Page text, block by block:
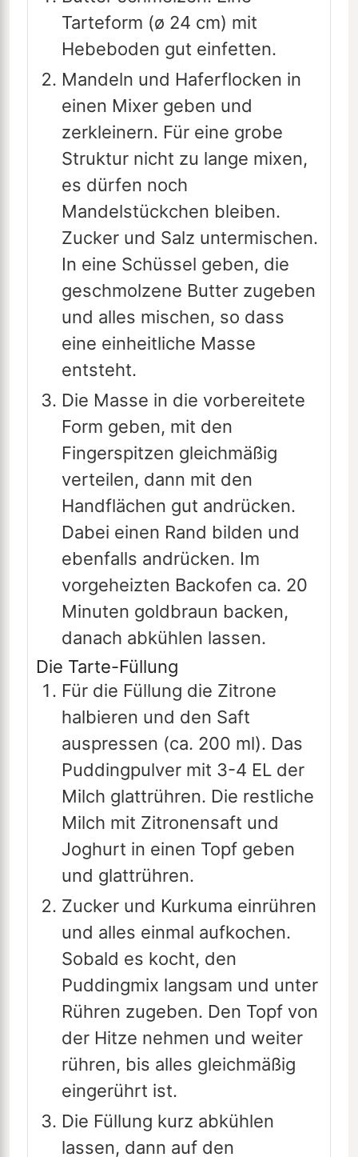
Tarteform (ø 24 cm) mit
Hebeboden gut einfetten.
Mandeln und Haferflocken in
einen Mixer geben und
zerkleinern. Für eine grobe
Struktur nicht zu lange mixen,
es dürfen noch
Mandelstückchen bleiben.
Zucker und Salz untermischen.
In eine Schüssel geben, die
geschmolzene Butter zugeben
und alles mischen, so dass
eine einheitliche Masse
entsteht.
Die Masse in die vorbereitete
Form geben, mit den
Fingerspitzen gleichmäßig
verteilen, dann mit den
Handflächen gut andrücken.
Dabei einen Rand bilden und
ebenfalls andrücken. Im
vorgeheizten Backofen ca. 20
Minuten goldbraun backen,
danach abkühlen lassen.
Die Tarte-Füllung
Für die Füllung die Zitrone
halbieren und den Saft
auspressen (ca. 200 ml). Das
Puddingpulver mit 3-4 EL der
Milch glattrühren. Die restliche
Milch mit Zitronensaft und
Joghurt in einen Topf geben
und glattrühren.
Zucker und Kurkuma einrühren
und alles einmal aufkochen.
Sobald es kocht, den
Puddingmix langsam und unter
Rühren zugeben. Den Topf von
der Hitze nehmen und weiter
rühren, bis alles gleichmäßig
eingerührt ist.
Die Füllung kurz abkühlen
lassen, dann auf den